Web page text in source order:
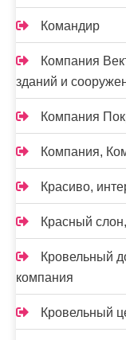
Командир
Компания
зданий и
Компания
Компания,
Красиво,
Красный
Кровельный
компания
Кровельный